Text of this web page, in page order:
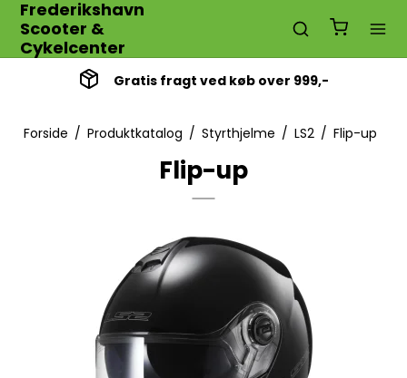
Frederikshavn
Scooter &
Cykelcenter
Gratis fragt ved køb over 999,-
Forside / Produktkatalog / Styrthjelme / LS2 / Flip-up
Flip-up